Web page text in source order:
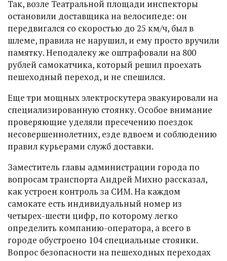
Так, возле Театральной площади инспекторы
остановили доставщика на велосипеде: он
передвигался со скоростью до 25 км/ч, был в
шлеме, правила не нарушил, и ему просто вручили
памятку. Неподалеку же оштрафовали на 800
рублей самокатчика, который решил проехать
пешеходный переход, и не спешился.
Еще три мощных электроскутера эвакуировали на
специализированную стоянку. Особое внимание
проверяющие уделяли пресечению поездок
несовершеннолетних, езде вдвоем и соблюдению
правил курьерами служб доставки.
Заместитель главы администрации города по
вопросам транспорта Андрей Михно рассказал,
как устроен контроль за СИМ. На каждом
самокате есть индивидуальный номер из
четырех-шести цифр, по которому легко
определить компанию-оператора, а всего в
городе обустроено 104 специальные стоянки.
Вопрос безопасности на пешеходных переходах